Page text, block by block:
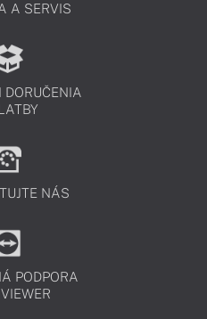
A SERVIS
DORUČENIA
NÁS
PODPORA